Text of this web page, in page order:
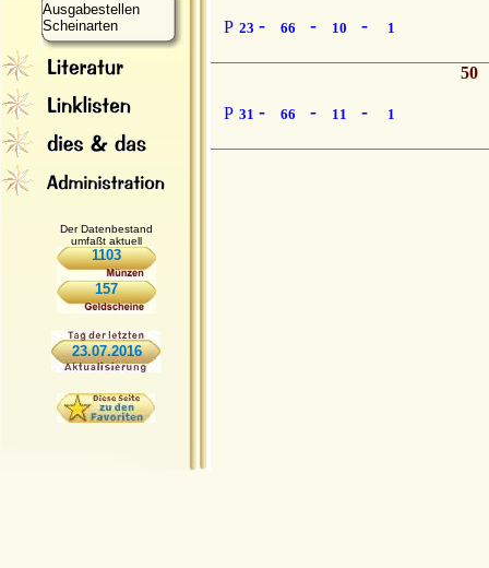
Ausgabestellen
Scheinarten
Der Datenbestand
umfaßt aktuell
1103
157
23.07.2016
P 23 - 66 - 10 - 1
P 31 - 66 - 11 - 1
50